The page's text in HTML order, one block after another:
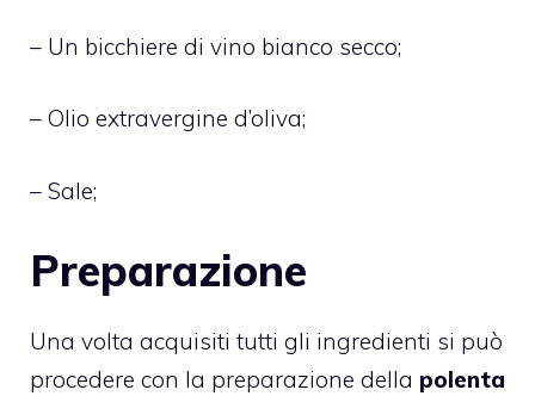
– Un bicchiere di vino bianco secco;
– Olio extravergine d’oliva;
– Sale;
Preparazione
Una volta acquisiti tutti gli ingredienti si può
procedere con la preparazione della polenta